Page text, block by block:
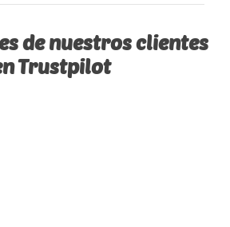
de nuestros clientes
Trustpilot